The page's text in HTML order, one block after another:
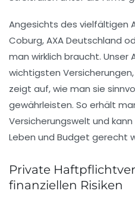
Angesichts des vielfältigen
Coburg, AXA Deutschland
man wirklich braucht.
wichtigsten
zeigt auf, wie man sie
gewährleisten. So erhält
Versicherungswelt und
Leben und Budget gerecht
Private
finanziellen Risiken